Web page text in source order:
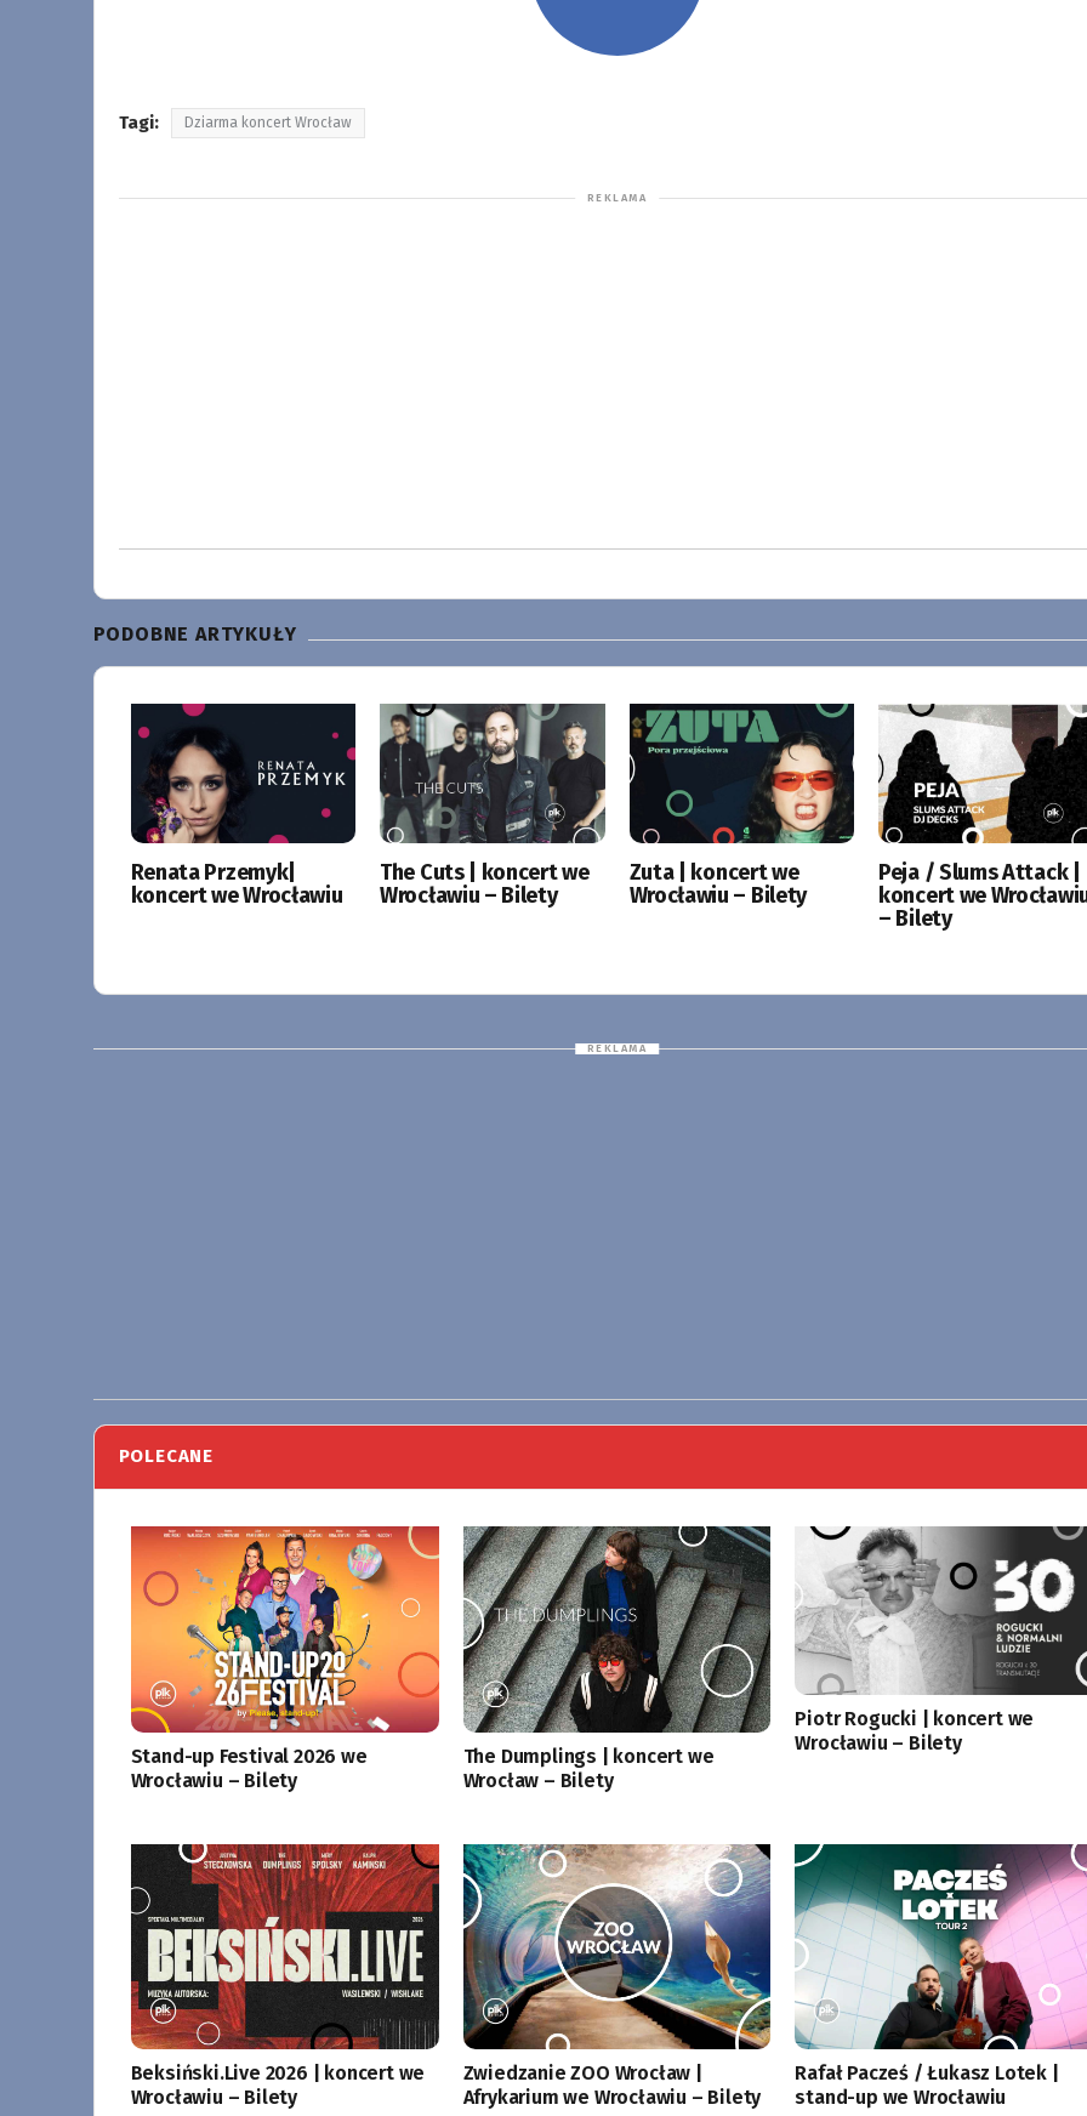
Tagi: Dziarma koncert Wrocław
PODOBNE ARTYKUŁY
Renata Przemyk|
koncert we Wrocławiu
The Cuts | koncert we
Wrocławiu – Bilety
Zuta | koncert we
Wrocławiu – Bilety
Peja / Slums Attack |
koncert we
– Bilety
POLECANE
Stand-up Festival 2026 we
Wrocławiu – Bilety
The Dumplings | koncert we
Wrocław – Bilety
Piotr Rogucki | koncert we
Wrocławiu – Bilety
Beksiński.Live 2026 | koncert we
Wrocławiu – Bilety
Zwiedzanie ZOO Wrocław |
Afrykarium we Wrocławiu – Bilety
Rafał Pacześ / Łukasz Lotek |
stand-up we Wrocławiu